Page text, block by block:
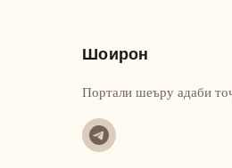
Шоирон
Портали шеъру адаби